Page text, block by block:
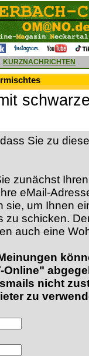
KURZNACHRICHTEN
Sie zu
zunächst
eMail-
sie, um Ihnen
zu schicken.
auch eine
Online"
nicht
zu